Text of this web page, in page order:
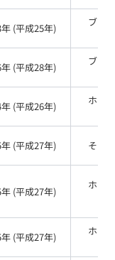
年 (平成25年)
ブラ
年 (平成28年)
ブラ
年 (平成26年)
ホワ
年 (平成27年) その他
年 (平成27年)
ホワ
年 (平成27年)
ホワ